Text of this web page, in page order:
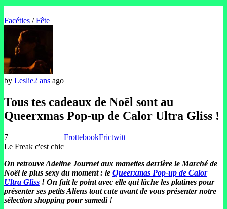
Facéties /Fête
by Leslie2 ans ago
Tous tes cadeaux de Noël sont au
Queerxmas Pop-up de Calor Ultra Gliss !
7
Le Freak c'est chic
FrottebookFrictwitt
On retrouve Adeline Journet aux manettes derrière le Marché de
Noël le plus sexy du moment : le Queerxmas Pop-up de Calor
Ultra Gliss ! On fait le point avec elle qui lâche les platines pour
présenter ses petits Aliens tout cute avant de vous présenter notre
sélection shopping pour samedi !